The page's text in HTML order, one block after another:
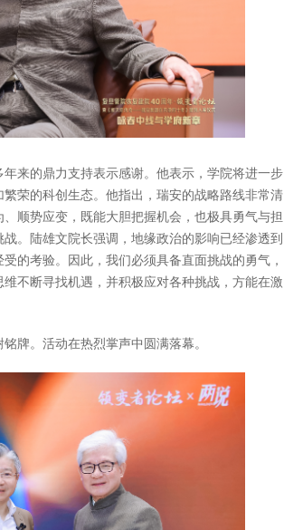
来的鼎力支持表示感谢。他表示，学院将进一步
荣的科创生态。他指出，瑞安的战略路线非常清
顺势应变，既能大胆把握机会，也极具勇气与担
。陆雄文院长强调，地缘政治的影响已经渗透到
的考验。因此，我们必须具备直面挑战的勇气，
不断寻找机遇，并积极应对各种挑战，方能在激
牌。活动在热烈掌声中圆满落幕。